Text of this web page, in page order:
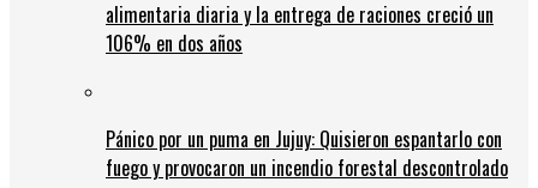
alimentaria diaria y la entrega de raciones creció un
106% en dos años
Pánico por un puma en Jujuy: Quisieron espantarlo con
fuego y provocaron un incendio forestal descontrolado